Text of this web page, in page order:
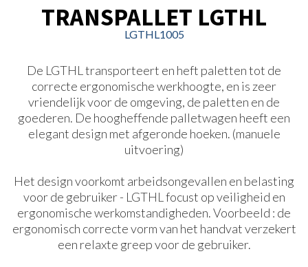
TRANSPALLET LGTHL
LGTHL1005
De LGTHL transporteert en heft paletten tot de
correcte ergonomische werkhoogte, en is zeer
vriendelijk voor de omgeving, de paletten en de
goederen. De hoogheffende palletwagen heeft een
elegant design met afgeronde hoeken. (manuele
uitvoering)
Het design voorkomt arbeidsongevallen en belasting
voor de gebruiker - LGTHL focust op veiligheid en
ergonomische werkomstandigheden. Voorbeeld : de
ergonomisch correcte vorm van het handvat verzekert
een relaxte greep voor de gebruiker.